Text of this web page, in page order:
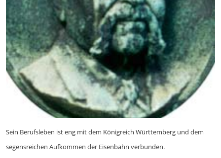
Sein Berufsleben ist eng mit dem Königreich Württemberg und dem
segensreichen Aufkommen der Eisenbahn verbunden.